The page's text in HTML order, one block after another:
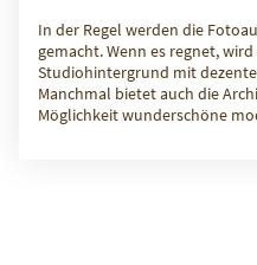
In der Regel werden die
gemacht. Wenn es regnet,
Studiohintergrund mit
Manchmal bietet auch die
Möglichkeit wunderschöne